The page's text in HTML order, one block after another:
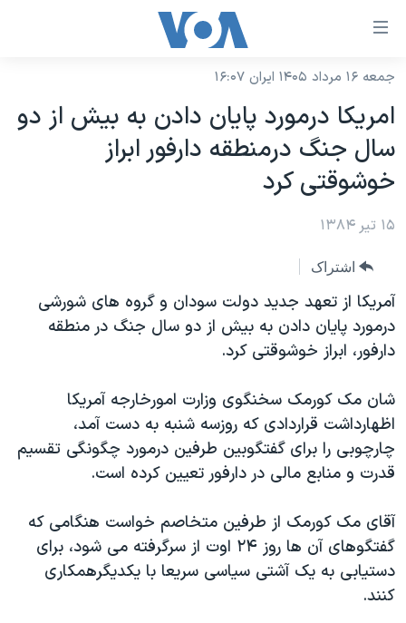
لینکهای
دسترسی
جهش
محتوای
اصلی
به
صفحه
جهش
به
جستجو
نسخه سبک وب‌سایت
موضوع ها
ایران
آمریکا
جهان
ورزشی
گزیده‌ها
ویژه برنامه‌ها
ویدیوها
فرهنگ و زندگی
حقوق شهروندی
علم و فناوری
اسرائیل در جنگ
برنامه های تلویزیونی
جدول برنامه ها
صفحه‌های ویژه
جام جهانی ۲۰۲۶
عملیات خشم حماسی
۲۵۰سالگی آمریکا
بایگانی برنامه‌های تلویزیونی
مستندها
انتخابات ریاست جمهوری آمریکا ۲۰۲۴
رمز مهسا
ورزش زنان در ایران
فرکانس‌های صدای آمریکا
پخش رادیویی
دنبال کنید
زبانهای مختلف
جمعه ۱۶ مرداد ۱۴۰۵ ایران ۱۶:۰۷
امريکا درمورد پايان دادن به بيش از دو
سال جنگ درمنطقه دارفور ابراز
خوشوقتی کرد
۱۵ تیر ۱۳۸۴
اشتراک
آمريکا از تعهد جديد دولت سودان و گروه های شورشی
درمورد پايان دادن به بيش از دو سال جنگ در منطقه
دارفور، ابراز خوشوقتی کرد.
شان مک کورمک سخنگوی وزارت امورخارجه آمريکا
اظهارداشت قراردادی که روزسه شنبه به دست آمد،
چارچوبی را برای گفتگوبين طرفين درمورد چگونگی تقسيم
قدرت و منابع مالی در دارفور تعيين کرده است.
آقای مک کورمک از طرفين متخاصم خواست هنگامی که
گفتگوهای آن ها روز ۲۴ اوت از سرگرفته می شود، برای
دستيابی به يک آشتی سياسی سريعا با يکديگرهمکاری
کنند.